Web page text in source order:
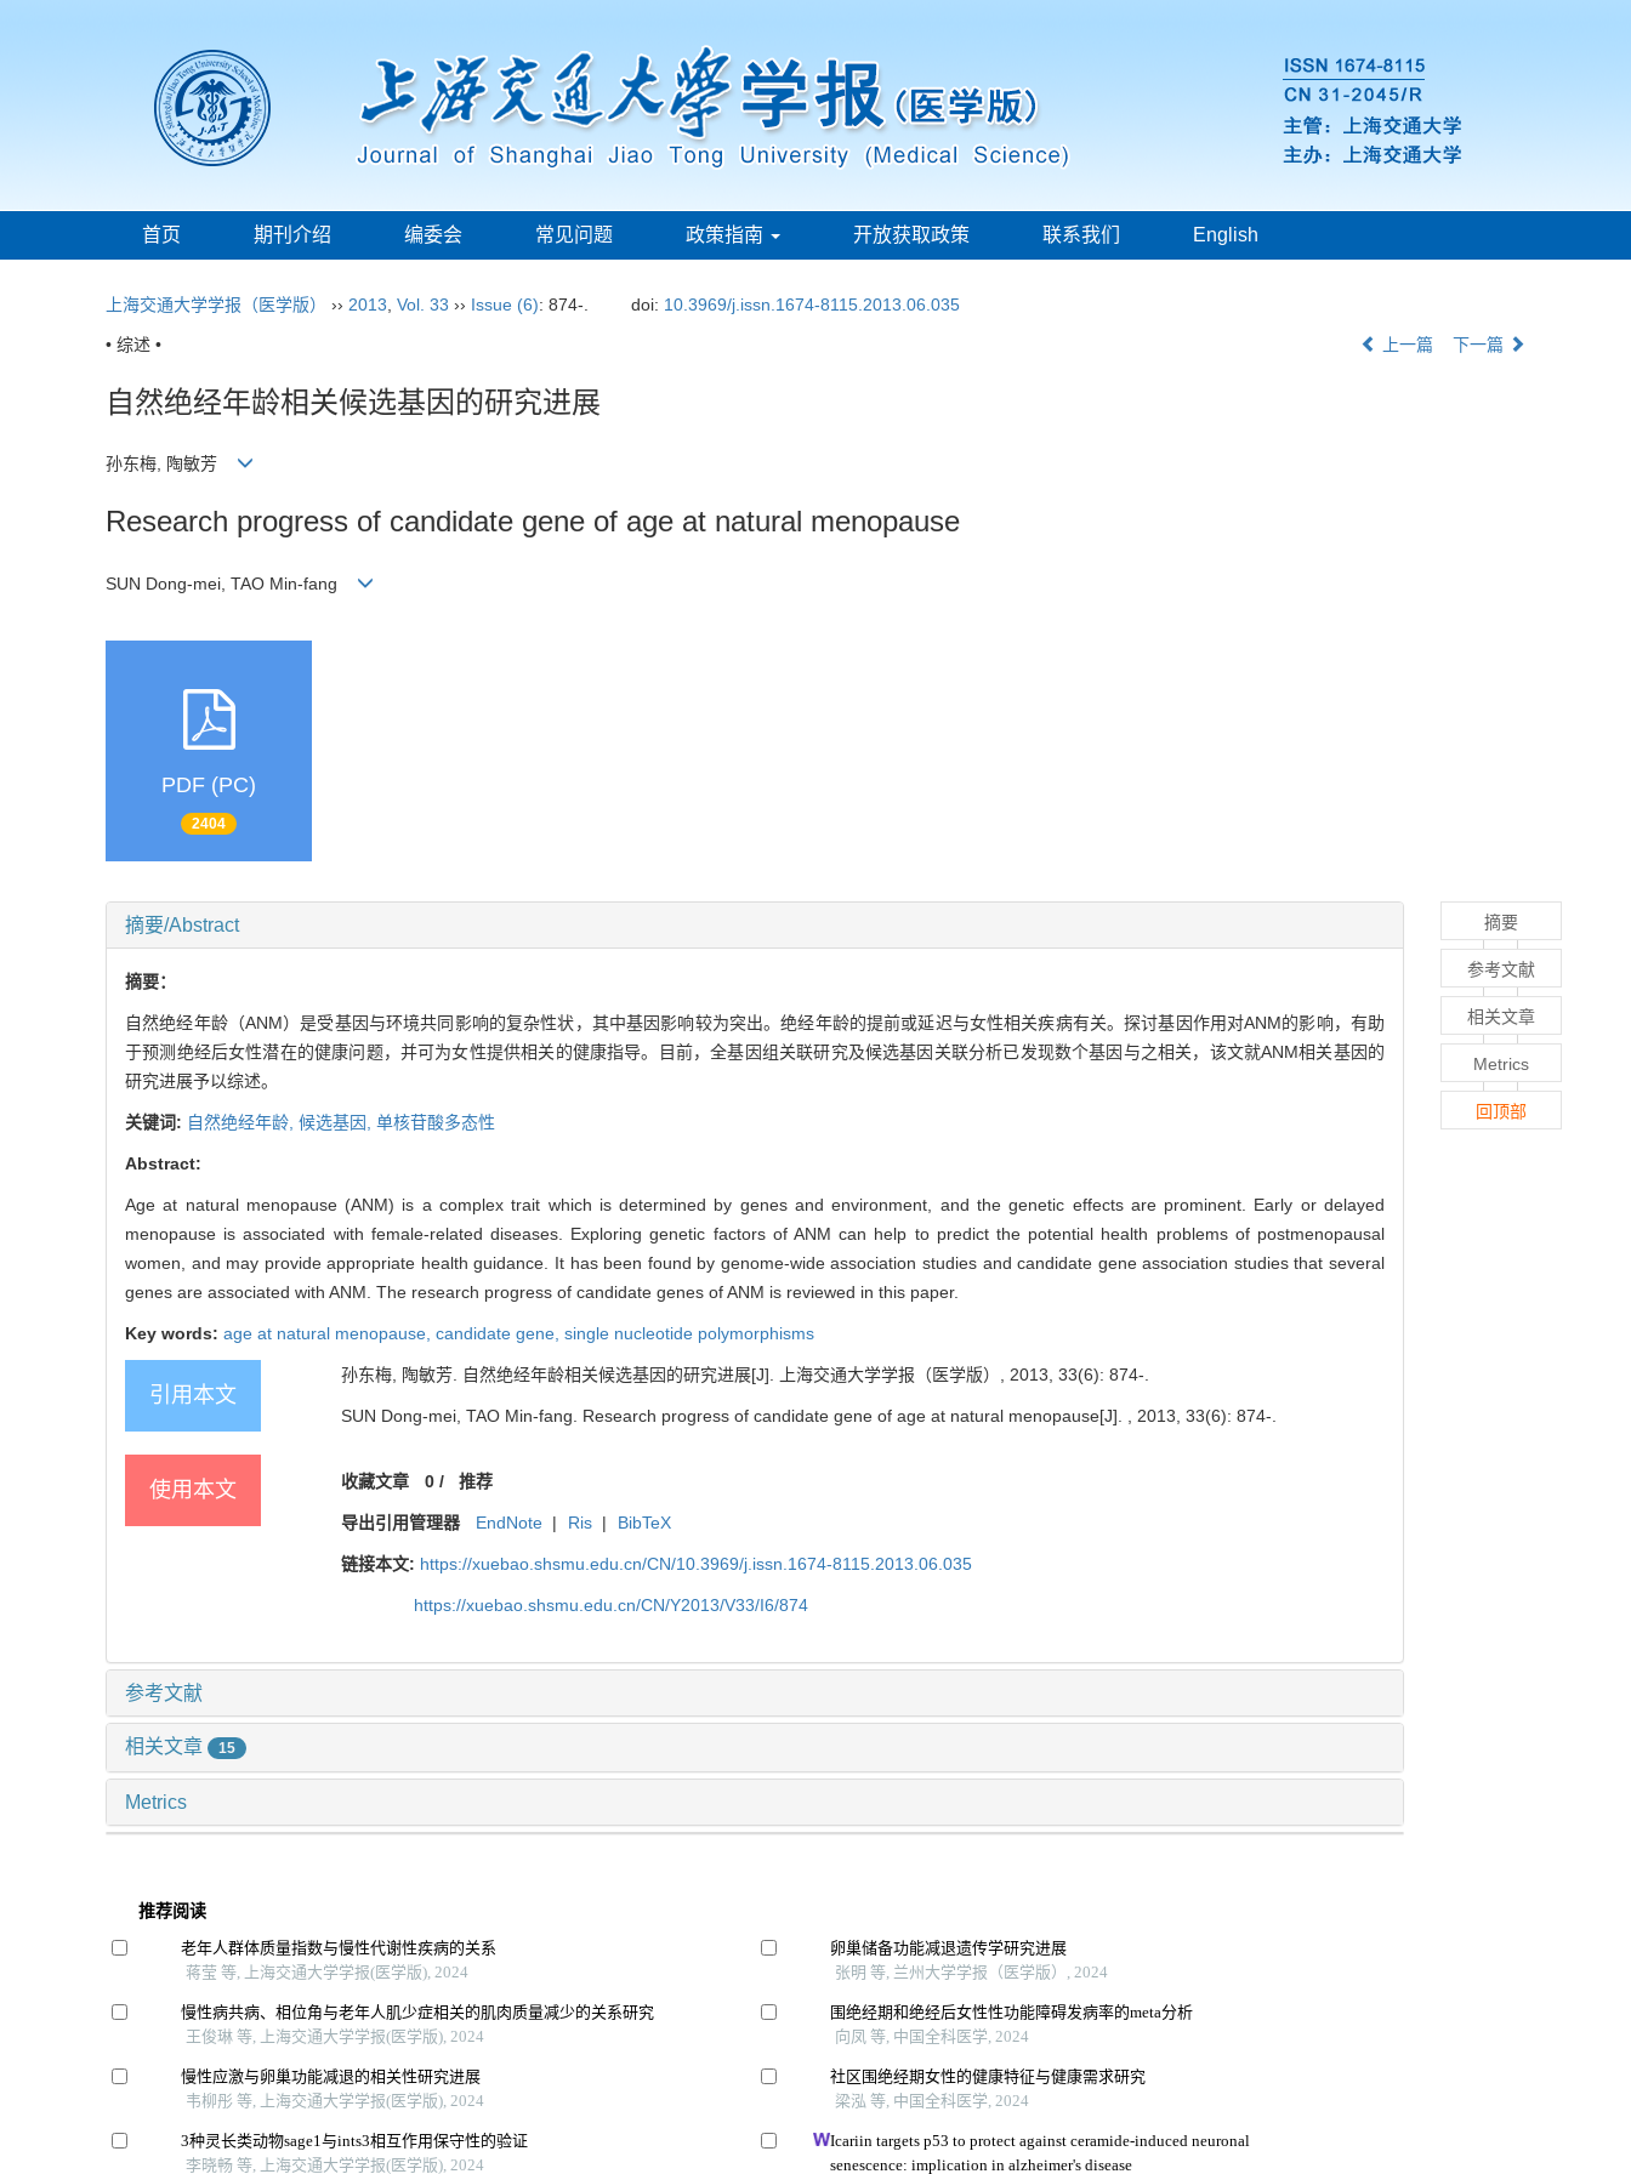
首页 期刊介绍 编委会 常见问题 政策指南 开放获取政策 联系我们 English
上海交通大学学报（医学版） ›› 2013 Vol. 33 ›› Issue (6): 874-. doi: 10.3969/j.issn.1674-8115.2013.06.035
• 综述 • 上一篇 下一篇
自然绝经年龄相关候选基因的研究进展
孙东梅, 陶敏芳
Research progress of candidate gene of age at natural menopause
SUN Dong-mei, TAO Min-fang
PDF (PC)
2404
摘要/Abstract
摘要：
自然绝经年龄（ANM）是受基因与环境共同影响的复杂性状，其中基因影响较为突出。绝经年龄的提前或延迟与女性相关疾病有关。探讨基因作用对ANM的影响，有助
于预测绝经后女性潜在的健康问题，并可为女性提供相关的健康指导。目前，全基因组关联研究及候选基因关联分析已发现数个基因与之相关，该文就ANM相关基因的
研究进展予以综述。
关键词: 自然绝经年龄, 候选基因, 单核苷酸多态性
Abstract:
Age at natural menopause (ANM) is a complex trait which is determined by genes and environment, and the genetic effects are prominent. Early or delayed
menopause is associated with female-related diseases. Exploring genetic factors of ANM can help to predict the potential health problems of postmenopausal
women, and may provide appropriate health guidance. It has been found by genome-wide association studies and candidate gene association studies that several
genes are associated with ANM. The research progress of candidate genes of ANM is reviewed in this paper.
Key words: age at natural menopause, candidate gene, single nucleotide polymorphisms
引用本文
孙东梅, 陶敏芳. 自然绝经年龄相关候选基因的研究进展[J]. 上海交通大学学报（医学版）, 2013, 33(6): 874-.
SUN Dong-mei, TAO Min-fang. Research progress of candidate gene of age at natural menopause[J]. , 2013, 33(6): 874-.
使用本文 收藏文章 0/ 推荐
导出引用管理器 EndNote | Ris | BibTeX
链接本文: https://xuebao.shsmu.edu.cn/CN/10.3969/j.issn.1674-8115.2013.06.035
https://xuebao.shsmu.edu.cn/CN/Y2013/V33/I6/874
参考文献
相关文章 15
Metrics
推荐阅读
老年人群体质量指数与慢性代谢性疾病的关系
蒋莹 等, 上海交通大学学报(医学版), 2024
慢性病共病、相位角与老年人肌少症相关的肌肉质量减少的关系研究
王俊琳 等, 上海交通大学学报(医学版), 2024
慢性应激与卵巢功能减退的相关性研究进展
韦柳彤 等, 上海交通大学学报(医学版), 2024
3种灵长类动物sage1与ints3相互作用保守性的验证
李晓畅 等, 上海交通大学学报(医学版), 2024
卵巢储备功能减退遗传学研究进展
张明 等, 兰州大学学报（医学版）, 2024
围绝经期和绝经后女性性功能障碍发病率的meta分析
向凤 等, 中国全科医学, 2024
社区围绝经期女性的健康特征与健康需求研究
梁泓 等, 中国全科医学, 2024
Icariin targets p53 to protect against ceramide-induced neuronal
senescence: implication in alzheimer's disease
摘要
参考文献
相关文章
Metrics
回顶部